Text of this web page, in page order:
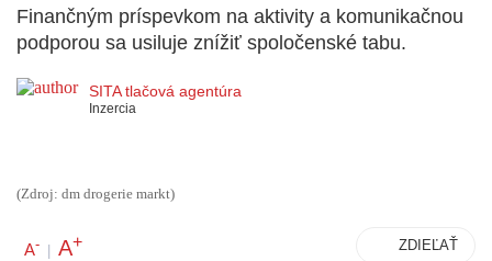
Finančným príspevkom na aktivity a komunikačnou
podporou sa usiluje znížiť spoločenské tabu.
SITA tlačová agentúra
Inzercia
(Zdroj: dm drogerie markt)
A- | A+ ZDIEĽAŤ